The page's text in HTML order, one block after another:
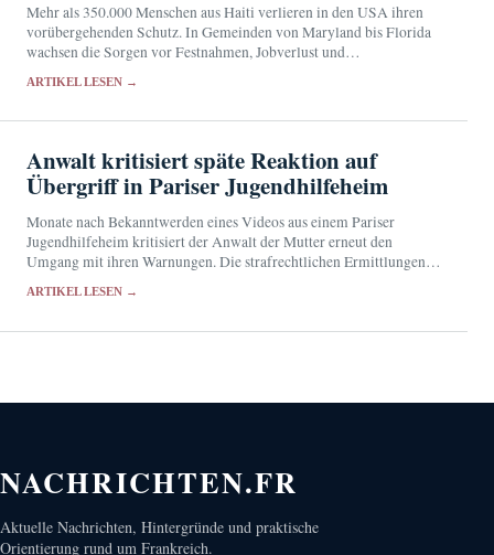
Mehr als 350.000 Menschen aus Haiti verlieren in den USA ihren
vorübergehenden Schutz. In Gemeinden von Maryland bis Florida
wachsen die Sorgen vor Festnahmen, Jobverlust und
ARTIKEL LESEN →
Anwalt kritisiert späte Reaktion auf
Übergriff in Pariser Jugendhilfeheim
Monate nach Bekanntwerden eines Videos aus einem Pariser
Jugendhilfeheim kritisiert der Anwalt der Mutter erneut den
Umgang mit ihren Warnungen. Die strafrechtlichen Ermittlungen
ARTIKEL LESEN →
NACHRICHTEN.FR
Aktuelle Nachrichten, Hintergründe und praktische
Orientierung rund um Frankreich.